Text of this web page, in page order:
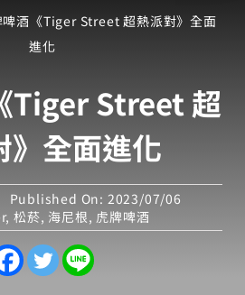
啤酒《Tiger Street 超熱派對》全面
進化
Tiger Street 超
》全面進化
Published On: 2023/07/06
, 松菸, 海尼根, 虎牌啤酒